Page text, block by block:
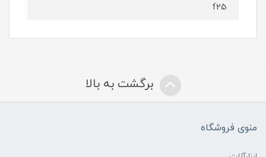
f25
برگشت به بالا
منوی فروشگاه